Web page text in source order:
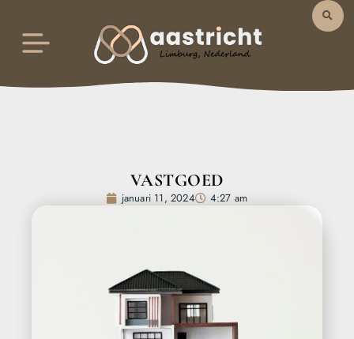
VASTGOED
januari 11, 2024 4:27 am